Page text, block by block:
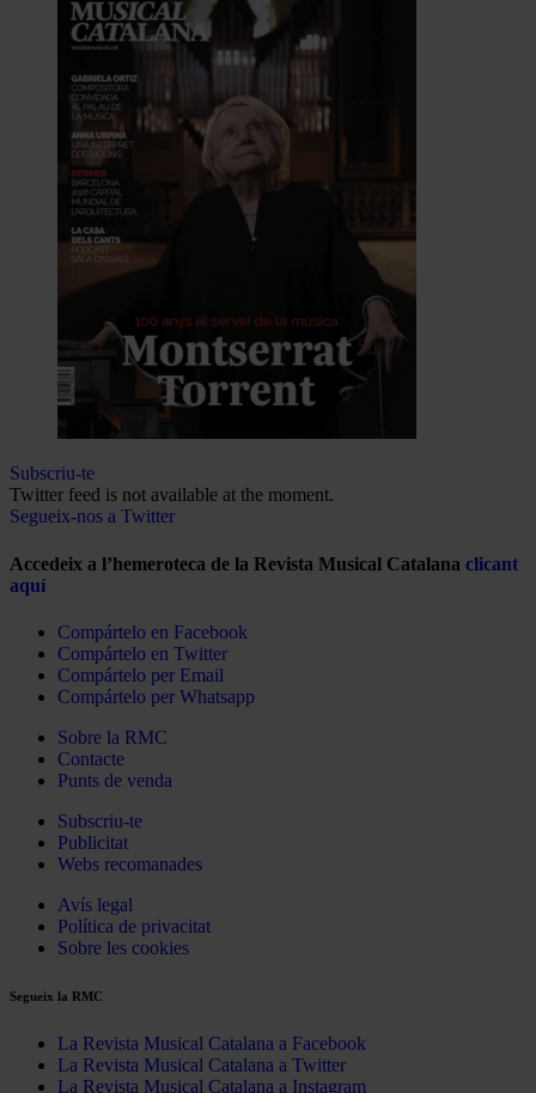
Subscriu-te
Twitter feed is not available at the moment.
Segueix-nos a Twitter
Accedeix a l’hemeroteca de la Revista Musical Catalana clicant
aquí
Compártelo en Facebook
Compártelo en Twitter
Compártelo per Email
Compártelo per Whatsapp
Sobre la RMC
Contacte
Punts de venda
Subscriu-te
Publicitat
Webs recomanades
Avís legal
Política de privacitat
Sobre les cookies
Segueix la RMC
La Revista Musical Catalana a Facebook
La Revista Musical Catalana a Twitter
La Revista Musical Catalana a Instagram